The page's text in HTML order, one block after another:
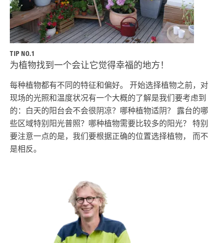
TIP NO.1
为植物找到一个会让它觉得幸福的地方！
每种植物都有不同的特征和偏好。 开始选择植物之前，对
现场的光照和温度状况有一个大概的了解是我们要考虑到
的：白天的阳台会不会很阴凉？哪种植物适阴？ 露台的哪
些区域特别阳光普照？哪种植物需要比较多的阳光？ 特别
要注意一点的是，我们要根据正确的位置选择植物， 而不
是相反。